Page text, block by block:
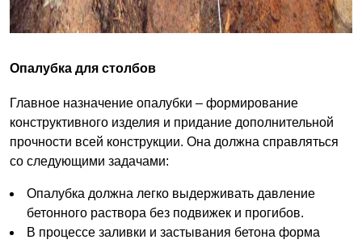
Опалубка для столбов
Главное назначение опалубки – формирование
конструктивного изделия и придание дополнительной
прочности всей конструкции. Она должна справляться
со следующими задачами:
Опалубка должна легко выдерживать давление
бетонного раствора без подвижек и прогибов.
В процессе заливки и застывания бетона форма